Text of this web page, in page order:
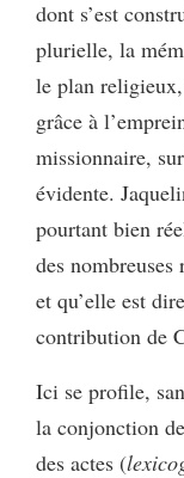
dont s’est
plurielle, la
le plan
grâce à
missionnaire,
évidente.
pourtant bien
des
et qu’elle est
contribution de
Ici se profile,
la conjonction
des actes (